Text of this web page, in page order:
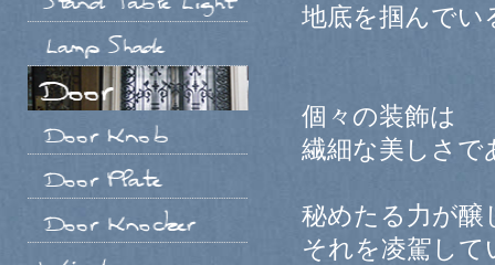
地底を掴んでい
個々の装飾は
繊細な美しさで
秘めたる力が醸
それを凌駕して